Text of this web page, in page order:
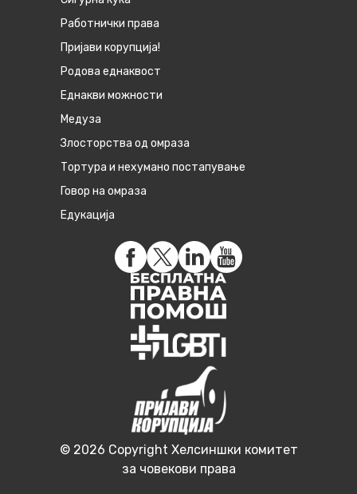
Работнички права
Пријави корупција!
Родова еднаквост
Eднакви можности
Медуза
Злосторства од омраза
Тортура и нехумано постапување
Говор на омраза
Едукација
© 2026 Copyright Хелсиншки комитет
за човекови права